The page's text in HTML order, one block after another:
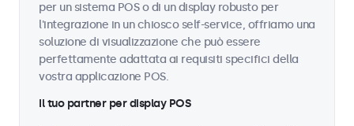
per un sistema POS o di un display robusto per
l'integrazione in un chiosco self-service, offriamo una
soluzione di visualizzazione che può essere
perfettamente adattata ai requisiti specifici della
vostra applicazione POS.
Il tuo partner per display POS